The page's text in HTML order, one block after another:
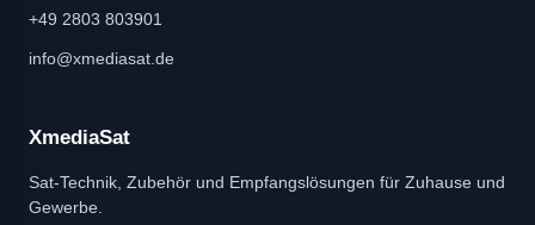
+49 2803 803901
info@xmediasat.de
XmediaSat
Sat-Technik, Zubehör und Empfangslösungen für Zuhause und
Gewerbe.